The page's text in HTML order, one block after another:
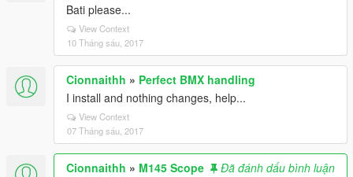
Bati please...
View Context
10 Tháng sáu, 2017
Cionnaithh » Perfect BMX handling
I install and nothing changes, help...
View Context
07 Tháng sáu, 2017
Cionnaithh » M145 Scope
Đã đánh dấu bình luận